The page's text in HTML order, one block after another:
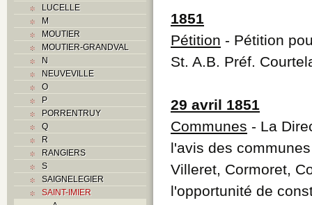
LUCELLE
M
MOUTIER
MOUTIER-GRANDVAL
N
NEUVEVILLE
O
P
PORRENTRUY
Q
R
RANGIERS
S
SAIGNELEGIER
SAINT-IMIER
1851
Pétition - Pétition
St. A.B. Préf.
29 avril 1851
Communes - La
l'avis des
Villeret, Cormoret,
l'opportunité de